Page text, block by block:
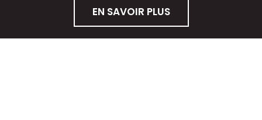
EN SAVOIR PLUS